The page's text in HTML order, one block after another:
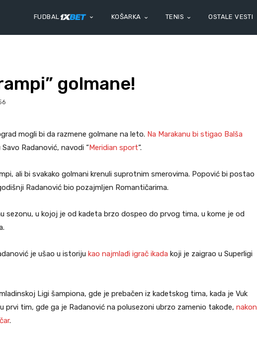
FUDBAL KOŠARKA TENIS OSTALE VESTI
golmane!
mogli bi da razmene golmane na leto. Na Marakanu bi stigao Balša
Savo Radanović, navodi “Meridian sport“.
ali bi svakako golmani krenuli suprotnim smerovima. Popović bi postao
Radanović bio pozajmljen Romantičarima.
sezonu, u kojoj je od kadeta brzo dospeo do prvog tima, u kome je od
je ušao u istoriju kao najmlađi igrač ikada koji je zaigrao u Superligi
Ligi šampiona, gde je prebačen iz kadetskog tima, kada je Vuk
prvi tim, gde ga je Radanović na polusezoni ubrzo zamenio takođe, nakon
.